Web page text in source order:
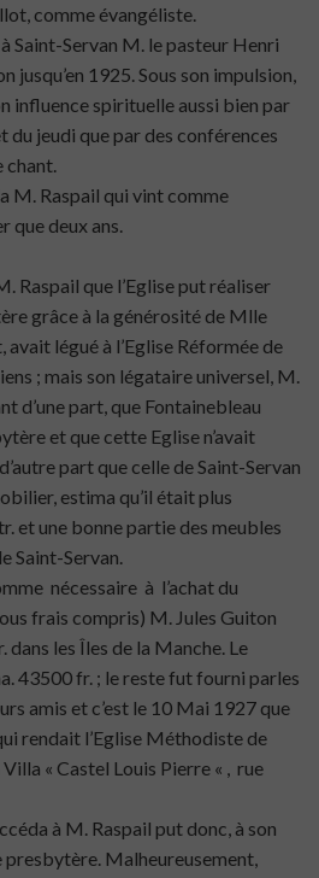
comme évangéliste.
Saint-Servan M. le pasteur Henri
jusqu’en 1925. Sous son impulsion,
influence spirituelle aussi bien par
du jeudi que par des conférences
chant.
M. Raspail qui vint comme
que deux ans.
Raspail que l’Eglise put réaliser
grâce à la générosité de Mlle
légué à l’Eglise Réformée de
; mais son légataire universel, M.
d’une part, que Fontainebleau
et que cette Eglise n’avait
part que celle de Saint-Servan
estima qu’il était plus
et une bonne partie des meubles
Saint-Servan.
nécessaire à l’achat du
frais compris) M. Jules Guiton
les Îles de la Manche. Le
43500 fr. ; le reste fut fourni parles
amis et c’est le 10 Mai 1927 que
rendait l’Eglise Méthodiste de
« Castel Louis Pierre « , rue
à M. Raspail put donc, à son
presbytère. Malheureusement,